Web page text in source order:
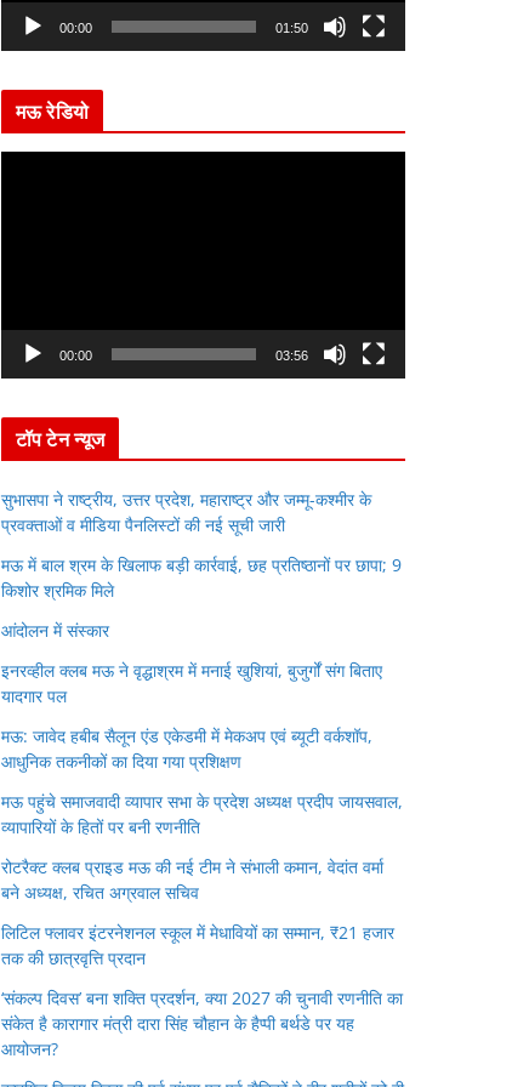
a
r
00:00 01:50
मऊ रेडियो
a
r
00:00 03:56
टॉप टेन न्यूज
सुभासपा ने राष्ट्रीय, उत्तर प्रदेश, महाराष्ट्र और जम्मू-कश्मीर के
प्रवक्ताओं व मीडिया पैनलिस्टों की नई सूची जारी
मऊ में बाल श्रम के खिलाफ बड़ी कार्रवाई, छह प्रतिष्ठानों पर छापा; 9
किशोर श्रमिक मिले
आंदोलन में संस्कार
इनरव्हील क्लब मऊ ने वृद्धाश्रम में मनाई खुशियां, बुजुर्गों संग बिताए
यादगार पल
मऊ: जावेद हबीब सैलून एंड एकेडमी में मेकअप एवं ब्यूटी वर्कशॉप,
आधुनिक तकनीकों का दिया गया प्रशिक्षण
मऊ पहुंचे समाजवादी व्यापार सभा के प्रदेश अध्यक्ष प्रदीप जायसवाल,
व्यापारियों के हितों पर बनी रणनीति
रोटरैक्ट क्लब प्राइड मऊ की नई टीम ने संभाली कमान, वेदांत वर्मा
बने अध्यक्ष, रचित अग्रवाल सचिव
लिटिल फ्लावर इंटरनेशनल स्कूल में मेधावियों का सम्मान, ₹21 हजार
तक की छात्रवृत्ति प्रदान
‘संकल्प दिवस’ बना शक्ति प्रदर्शन, क्या 2027 की चुनावी रणनीति का
संकेत है कारागार मंत्री दारा सिंह चौहान के हैप्पी बर्थडे पर यह
आयोजन?